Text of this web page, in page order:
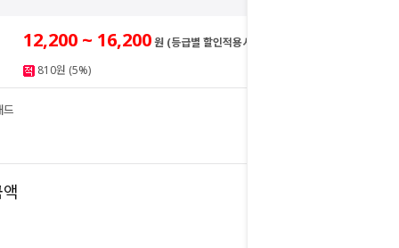
12,200 ~ 16,200원 (등급별 할인적용시)
810원 (5%)
드